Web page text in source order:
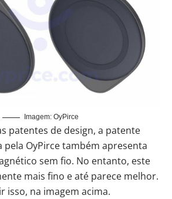
Imagem: OyPirce
patentes de design, a patente
pela OyPircetambém apresenta
sem fio. No entanto, este
mais fino e até parece melhor.
isso, na imagem acima.